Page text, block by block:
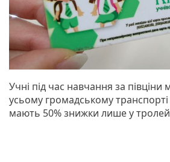
Учні під час навчання за півціни
усьому громадському транспорті
мають 50% знижки лише у